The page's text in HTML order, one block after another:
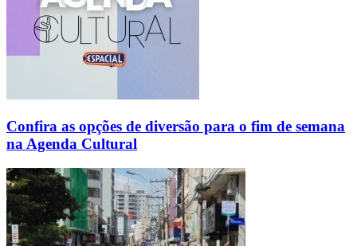
Confira as opções de diversão para o fim de semana
na Agenda Cultural